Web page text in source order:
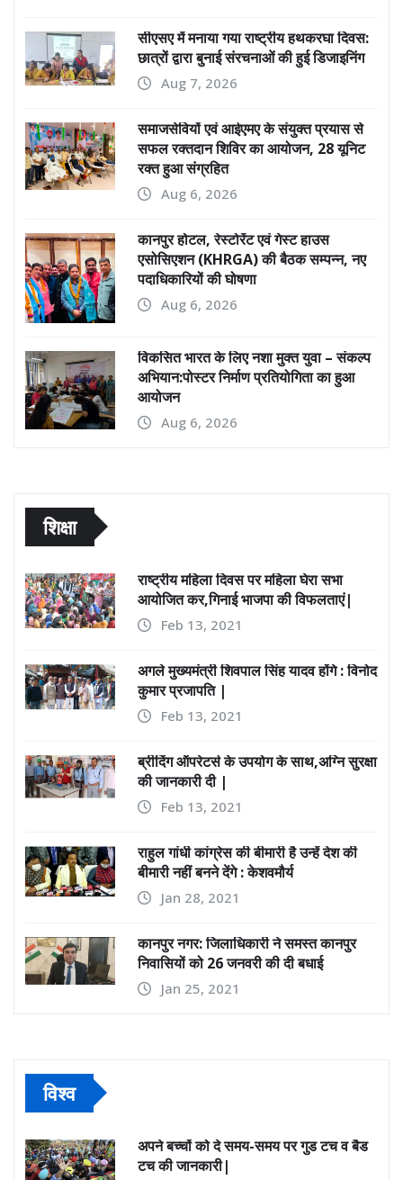
सीएसए में मनाया गया राष्ट्रीय हथकरघा दिवस:
छात्रों द्वारा बुनाई संरचनाओं की हुई डिजाइनिंग
Aug 7, 2026
समाजसेवियों एवं आईएमए के संयुक्त प्रयास से
सफल रक्तदान शिविर का आयोजन, 28 यूनिट
रक्त हुआ संग्रहित
Aug 6, 2026
कानपुर होटल, रेस्टोरेंट एवं गेस्ट हाउस
एसोसिएशन (KHRGA) की बैठक सम्पन्न, नए
पदाधिकारियों की घोषणा
Aug 6, 2026
विकसित भारत के लिए नशा मुक्त युवा – संकल्प
अभियान:पोस्टर निर्माण प्रतियोगिता का हुआ
आयोजन
Aug 6, 2026
शिक्षा
राष्ट्रीय महिला दिवस पर महिला घेरा सभा
आयोजित कर,गिनाई भाजपा की विफलताएं|
Feb 13, 2021
अगले मुख्यमंत्री शिवपाल सिंह यादव होंगे : विनोद
कुमार प्रजापति |
Feb 13, 2021
ब्रीदिंग ऑपरेटर्स के उपयोग के साथ,अग्नि सुरक्षा
की जानकारी दी |
Feb 13, 2021
राहुल गांधी कांग्रेस की बीमारी है उन्हें देश की
बीमारी नहीं बनने देंगे : केशवमौर्य
Jan 28, 2021
कानपुर नगर: जिलाधिकारी ने समस्त कानपुर
निवासियों को 26 जनवरी की दी बधाई
Jan 25, 2021
विश्व
अपने बच्चों को दे समय-समय पर गुड टच व बैड
टच की जानकारी|